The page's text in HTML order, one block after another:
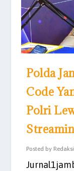
Polda
Code
Polri
Posted by